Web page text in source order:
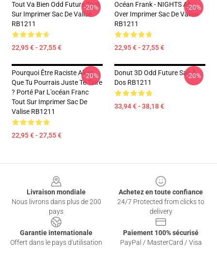
Tout Va Bien Odd Future Tout
Sur Imprimer Sac De Valise
RB1211
22,95 € - 27,55 €
-20%
Océan Frank - NIGHTS All
Over Imprimer Sac De Valise
RB1211
22,95 € - 27,55 €
-20%
Pourquoi Être Raciste Alors
Que Tu Pourrais Juste Te Taire
? Porté Par L'océan Franc
Tout Sur Imprimer Sac De
Valise RB1211
22,95 € - 27,55 €
-20%
Donut 3D Odd Future Sac À
Dos RB1211
33,94 € - 38,18 €
-20%
Livraison mondiale
Nous livrons dans plus de 200
pays
Achetez en toute confiance
24/7 Protected from clicks to
delivery
Garantie internationale
Offert dans le pays d'utilisation
Paiement 100% sécurisé
PayPal / MasterCard / Visa